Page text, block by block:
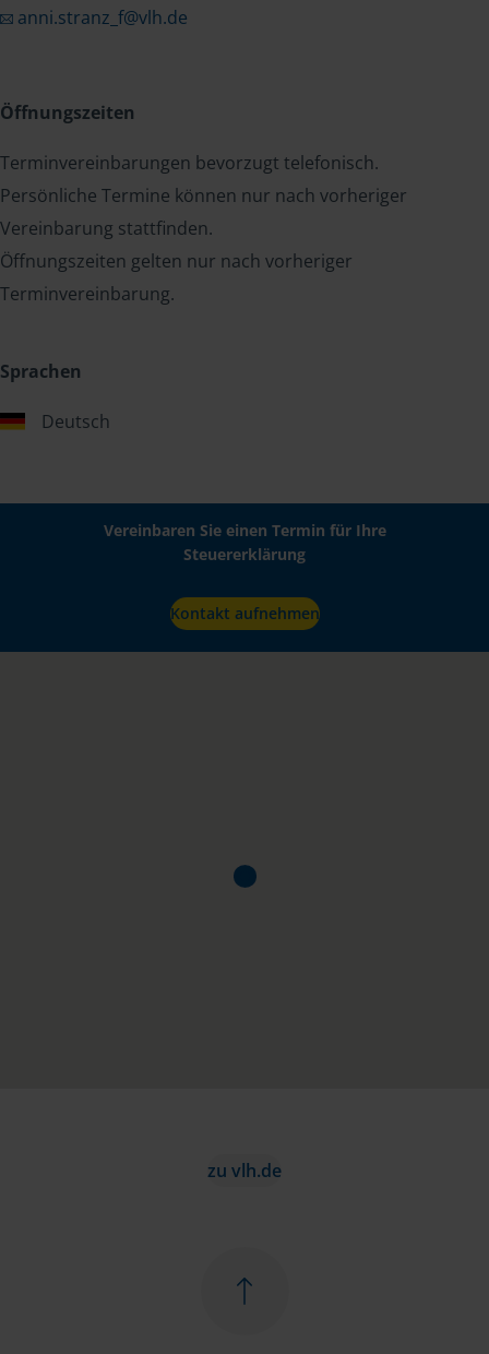
anni.stranz_f@vlh.de
Öffnungszeiten
Terminvereinbarungen bevorzugt telefonisch.
Persönliche Termine können nur nach vorheriger
Vereinbarung stattfinden.
Öffnungszeiten gelten nur nach vorheriger
Terminvereinbarung.
Sprachen
Deutsch
Vereinbaren Sie einen Termin für Ihre
Steuererklärung
Kontakt aufnehmen
zu vlh.de